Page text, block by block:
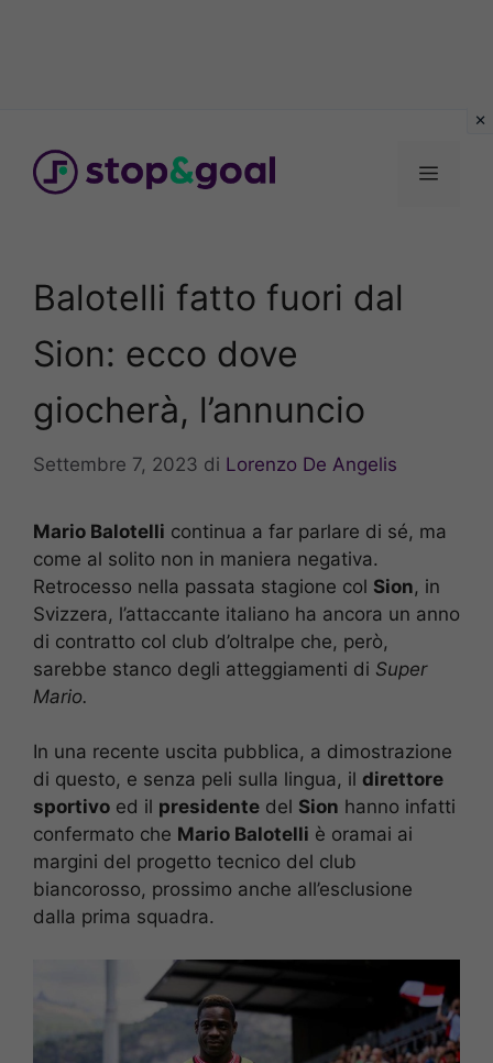
contenuto
Menu
Balotelli fatto fuori dal
Sion: ecco dove
giocherà, l’annuncio
Settembre 7, 2023 di Lorenzo De Angelis
Mario Balotelli continua a far parlare di sé, ma
come al solito non in maniera negativa.
Retrocesso nella passata stagione col Sion, in
Svizzera, l’attaccante italiano ha ancora un anno
di contratto col club d’oltralpe che, però,
sarebbe stanco degli atteggiamenti di Super
Mario.
In una recente uscita pubblica, a dimostrazione
di questo, e senza peli sulla lingua, il direttore
sportivo ed il presidente del Sion hanno infatti
confermato che Mario Balotelli è oramai ai
margini del progetto tecnico del club
biancorosso, prossimo anche all’esclusione
dalla prima squadra.